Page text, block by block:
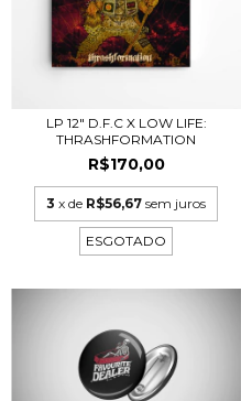
LP 12" D.F.C X LOW LIFE:
THRASHFORMATION
R$170,00
3 x de R$56,67 sem juros
ESGOTADO